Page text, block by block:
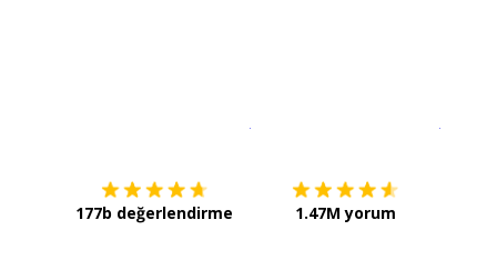
177b değerlendirme 1.47M yorum